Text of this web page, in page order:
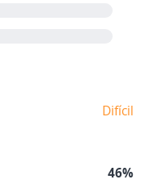
Difícil
46%